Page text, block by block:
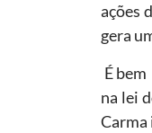
ações
gera
É
na lei
Carma